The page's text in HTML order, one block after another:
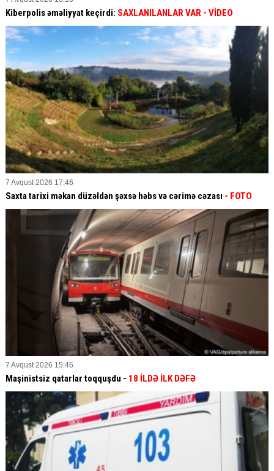
Kiberpolis əməliyyat keçirdi: SAXLANILANLAR VAR - VİDEO
7 Avqust 2026 17:46
Saxta tarixi məkan düzəldən şəxsə həbs və cərimə cəzası - FOTO
7 Avqust 2026 15:46
Maşinistsiz qatarlar toqquşdu - 18 İLDƏ İLK DƏFƏ